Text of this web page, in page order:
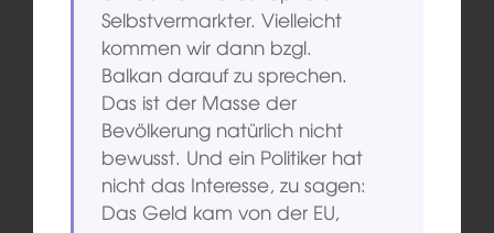
Selbstvermarkter. Vielleicht
kommen wir dann bzgl.
Balkan darauf zu sprechen.
Das ist der Masse der
Bevölkerung natürlich nicht
bewusst. Und ein Politiker hat
nicht das Interesse, zu sagen:
Das Geld kam von der EU,